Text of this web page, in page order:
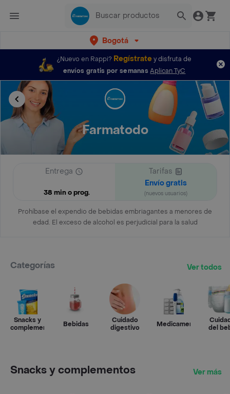
Bogotá
¿Nuevo en Rappi? Regístratey disfruta de
envíos gratis por semanas Aplican TyC
Farmatodo
Entrega
38 min o prog.
Tarifas
Envío gratis
(nuevos usuarios)
Prohíbase el expendio de bebidas embriagantes a menores de
edad. El exceso de alcohol es perjudicial para la salud
Categorías Ver todos
Snacks y
complementos
Bebidas
Cuidado
digestivo
Medicamentos
del
Snacks y complementos Ver más